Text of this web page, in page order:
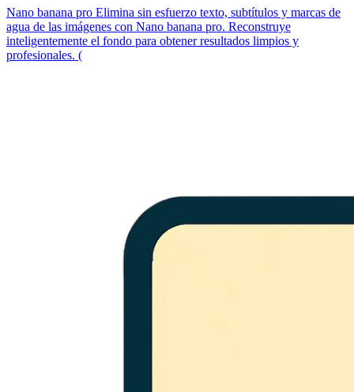
Nano banana pro Elimina sin esfuerzo texto, subtítulos y marcas de
agua de las imágenes con Nano banana pro. Reconstruye
inteligentemente el fondo para obtener resultados limpios y
profesionales. (